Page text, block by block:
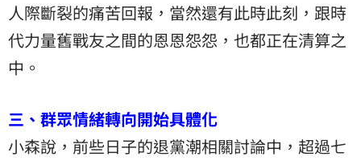
人際斷裂的痛苦回報，當然還有此時此刻，跟時
代力量舊戰友之間的恩恩怨怨，也都正在清算之
中。
三、群眾情緒轉向開始具體化
小森說，前些日子的退黨潮相關討論中，超過七